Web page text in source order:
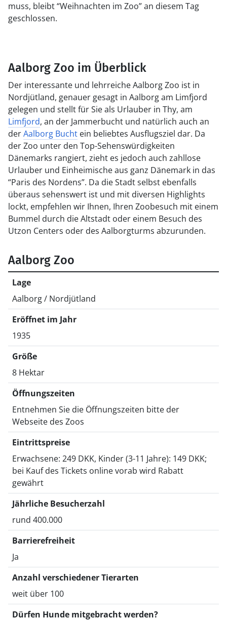
muss, bleibt “Weihnachten im Zoo” an diesem Tag
geschlossen.
Aalborg Zoo im Überblick
Der interessante und lehrreiche Aalborg Zoo ist in
Nordjütland, genauer gesagt in Aalborg am Limfjord
gelegen und stellt für Sie als Urlauber in Thy, am
Limfjord, an der Jammerbucht und natürlich auch an
derAalborg Bucht ein beliebtes Ausflugsziel dar. Da
der Zoo unter den Top-Sehenswürdigkeiten
Dänemarks rangiert, zieht es jedoch auch zahllose
Urlauber und Einheimische aus ganz Dänemark in das
“Paris des Nordens”. Da die Stadt selbst ebenfalls
überaus sehenswert ist und mit diversen Highlights
lockt, empfehlen wir Ihnen, Ihren Zoobesuch mit einem
Bummel durch die Altstadt oder einem Besuch des
Utzon Centers oder des Aalborgturms abzurunden.
Aalborg Zoo
Lage
Aalborg / Nordjütland
Eröffnet im Jahr
1935
Größe
8 Hektar
Öffnungszeiten
Entnehmen Sie die Öffnungszeiten bitte der
Webseite des Zoos
Eintrittspreise
Erwachsene: 249 DKK, Kinder (3-11 Jahre): 149 DKK;
bei Kauf des Tickets online vorab wird Rabatt
gewährt
Jährliche Besucherzahl
rund 400.000
Barrierefreiheit
Ja
Anzahl verschiedener Tierarten
weit über 100
Dürfen Hunde mitgebracht werden?